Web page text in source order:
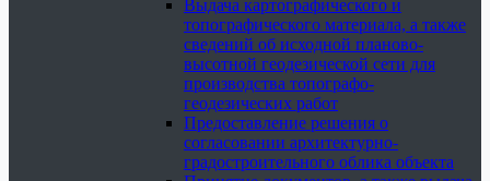
Выдача картографического и
топографического материала, а также
сведений об исходной планово-
высотной геодезической сети для
производства топографо-
геодезических работ
Предоставление решения о
согласовании архитектурно-
градостроительного облика объекта